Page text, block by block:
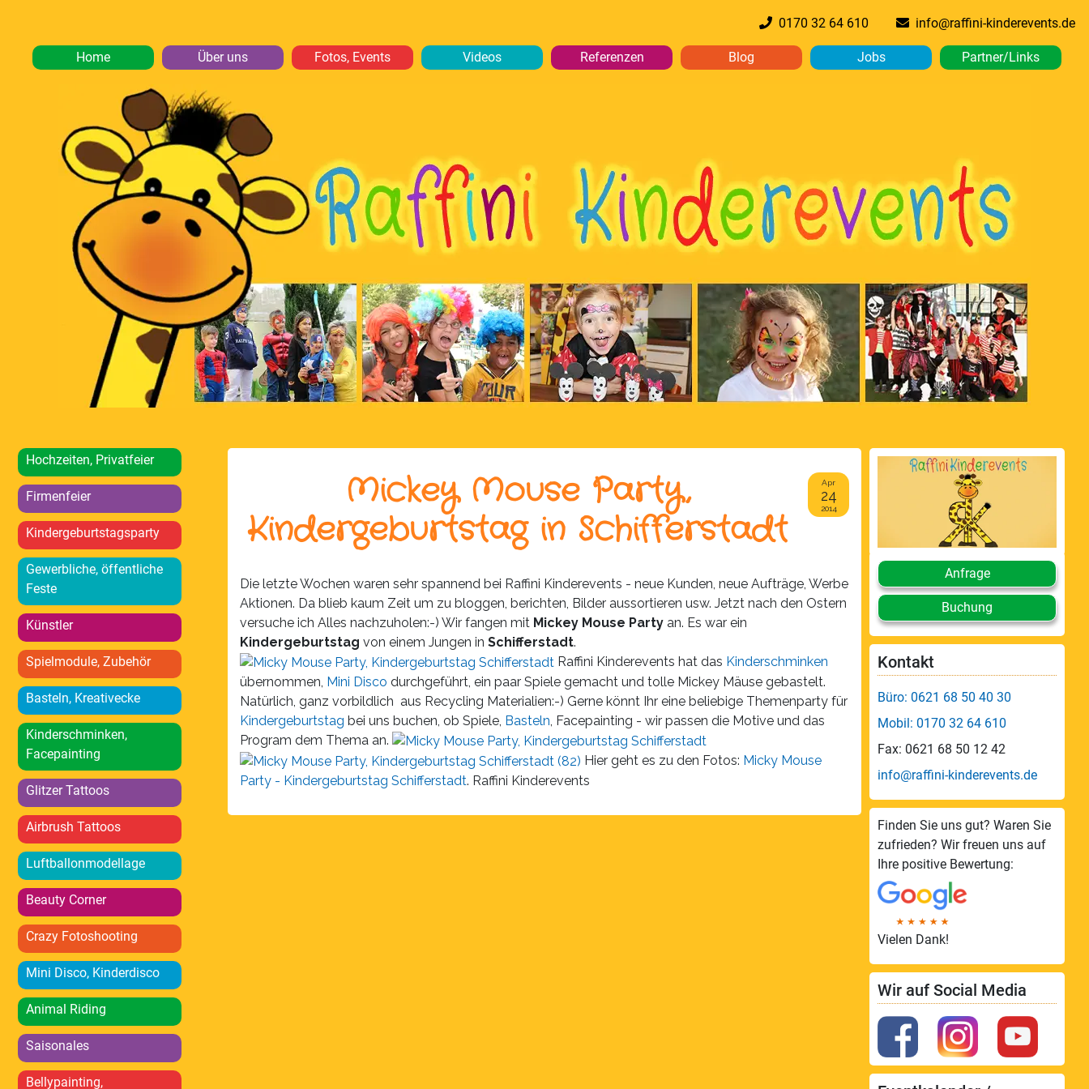
0170 32 64 610 info@raffini-kinderevents.de
Home Über uns Fotos, Events Videos Referenzen Blog Jobs Partner/Links
Hochzeiten, Privatfeier
Firmenfeier
Kindergeburtstagsparty
Gewerbliche, öffentliche
Feste
Künstler
Spielmodule, Zubehör
Basteln, Kreativecke
Kinderschminken,
Facepainting
Glitzer Tattoos
Airbrush Tattoos
Luftballonmodellage
Beauty Corner
Crazy Fotoshooting
Mini Disco, Kinderdisco
Animal Riding
Saisonales
Bellypainting,
Mickey Mouse Party,
Kindergeburtstag in Schifferstadt
Apr
24
2014
Die letzte Wochen waren sehr spannend bei Raffini Kinderevents - neue Kunden, neue Aufträge, Werbe
Aktionen. Da blieb kaum Zeit um zu bloggen, berichten, Bilder aussortieren usw. Jetzt nach den Ostern
versuche ich Alles nachzuholen:-) Wir fangen mit Mickey Mouse Partyan. Es war ein
Kindergeburtstag von einem Jungen in Schifferstadt.
Raffini Kinderevents hat das Kinderschminken
übernommen, Mini Disco durchgeführt, ein paar Spiele gemacht und tolle Mickey Mäuse gebastelt.
Natürlich, ganz vorbildlich aus Recycling Materialien:-) Gerne könnt Ihr eine beliebige Themenparty für
Kindergeburtstag bei uns buchen, ob Spiele, Basteln, Facepainting - wir passen die Motive und das
Program dem Thema an.
Hier geht es zu den Fotos: Micky Mouse
Party - Kindergeburtstag Schifferstadt. Raffini Kinderevents
Anfrage
Buchung
Kontakt
Büro: 0621 68 50 40 30
Mobil: 0170 32 64 610
Fax: 0621 68 50 12 42
info@raffini-kinderevents.de
Finden Sie uns gut? Waren Sie
zufrieden? Wir freuen uns auf
Ihre positive Bewertung:
Vielen Dank!
Wir auf Social Media